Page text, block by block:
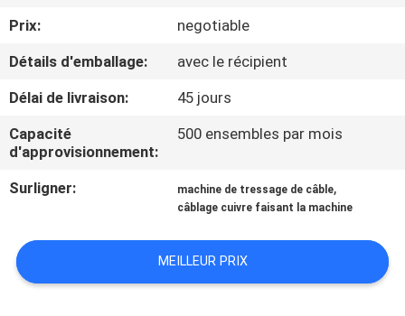
À
PROPOS
DE
NOUS
VISITE
L'USINE
Prix:
negotiable
Détails d'emballage:
avec le récipient
Délai de livraison:
45 jours
Capacité
d'approvisionnement:
500 ensembles par mois
Surligner: machine de tressage de câble,
câblage cuivre faisant la machine
MEILLEUR PRIX